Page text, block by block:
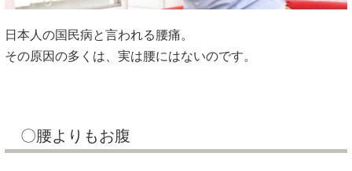
日本人の国民病と言われる腰痛。
その原因の多くは、実は腰にはないのです。
〇腰よりもお腹